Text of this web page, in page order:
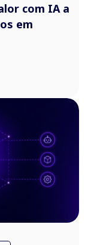
com IA a
em